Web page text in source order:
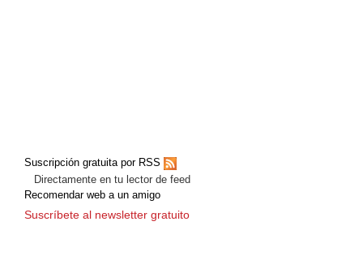
Suscripción gratuita por RSS
Directamente en tu lector de feed
Recomendar web a un amigo
Suscríbete al newsletter gratuito